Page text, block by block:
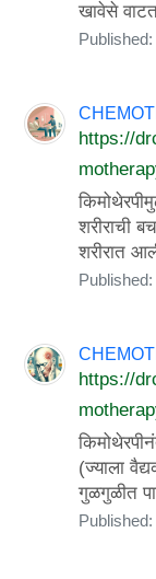
खावेसे
https://
शरीराची
शरीरात
https://
(ज्याला
गुळगुळीत
Published: